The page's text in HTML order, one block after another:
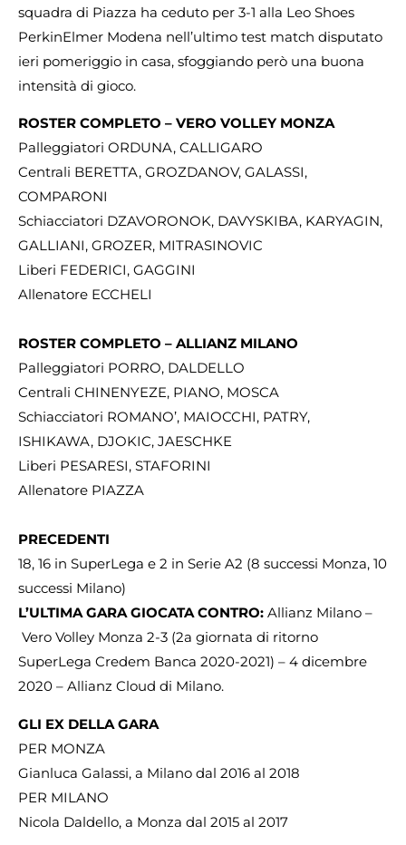
squadra di Piazza ha ceduto per 3-1 alla Leo Shoes
PerkinElmer Modena nell’ultimo test match disputato
ieri pomeriggio in casa, sfoggiando però una buona
intensità di gioco.
ROSTER COMPLETO – VERO VOLLEY MONZA
Palleggiatori ORDUNA, CALLIGARO
Centrali BERETTA, GROZDANOV, GALASSI,
COMPARONI
Schiacciatori DZAVORONOK, DAVYSKIBA, KARYAGIN,
GALLIANI, GROZER, MITRASINOVIC
Liberi FEDERICI, GAGGINI
Allenatore ECCHELI
ROSTER COMPLETO – ALLIANZ MILANO
Palleggiatori PORRO, DALDELLO
Centrali CHINENYEZE, PIANO, MOSCA
Schiacciatori ROMANO’, MAIOCCHI, PATRY,
ISHIKAWA, DJOKIC, JAESCHKE
Liberi PESARESI, STAFORINI
Allenatore PIAZZA
PRECEDENTI
18, 16 in SuperLega e 2 in Serie A2 (8 successi Monza, 10
successi Milano)
L’ULTIMA GARA GIOCATA CONTRO: Allianz Milano –
Vero Volley Monza 2-3 (2a giornata di ritorno
SuperLega Credem Banca 2020-2021) – 4 dicembre
2020 – Allianz Cloud di Milano.
GLI EX DELLA GARA
PER MONZA
Gianluca Galassi, a Milano dal 2016 al 2018
PER MILANO
Nicola Daldello, a Monza dal 2015 al 2017